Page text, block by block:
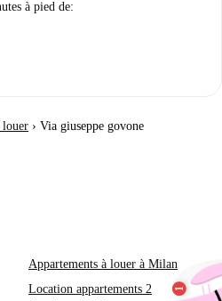
à pied de:
louer › Via giuseppe govone
Appartements à louer à Milan
Location appartements 2